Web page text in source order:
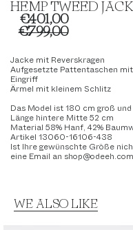
HEMP TWEED
€401,00
€799,00
Jacke mit Reverskragen
Aufgesetzte Pattentaschen
Eingriff
Ärmel mit kleinem Schlitz
Das Model ist 180 cm groß
Länge hintere Mitte 52 cm
Material 58% Hanf, 42%
Artikel 13060-16106-438
Ist Ihre gewünschte Größe
eine Email an shop@odeeh.com
WE ALSO LIKE